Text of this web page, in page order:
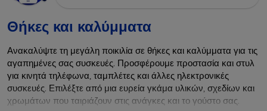
Θήκες και καλύμματα
Ανακαλύψτε τη μεγάλη ποικιλία σε θήκες και καλύμματα για τις
αγαπημένες σας συσκευές. Προσφέρουμε προστασία και στυλ
για κινητά τηλέφωνα, ταμπλέτες και άλλες ηλεκτρονικές
συσκευές. Επιλέξτε από μια ευρεία γκάμα υλικών, σχεδίων και
χρωμάτων που ταιριάζουν στις ανάγκες και το γούστο σας.